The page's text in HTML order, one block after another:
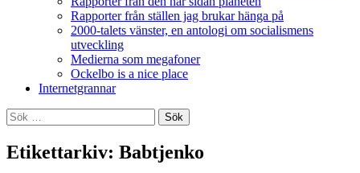
Rapporter från ställen jag brukar hänga på
2000-talets vänster, en antologi om socialismens
utveckling
Medierna som megafoner
Ockelbo is a nice place
Internetgrannar
Sök
efter:
Etikettarkiv: Babtjenko